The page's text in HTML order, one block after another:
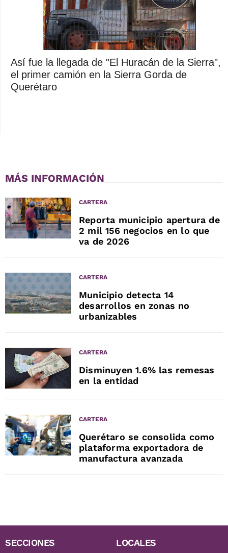
Así fue la llegada de "El Huracán de la Sierra",
el primer camión en la Sierra Gorda de
Querétaro
MÁS INFORMACIÓN
CARTERA
Reporta municipio apertura de
2 mil 156 negocios en lo que
va de 2026
CARTERA
Municipio detecta 14
desarrollos en zonas no
urbanizables
CARTERA
Disminuyen 1.6% las remesas
en la entidad
CARTERA
Querétaro se consolida como
plataforma exportadora de
manufactura avanzada
SECCIONES LOCALES